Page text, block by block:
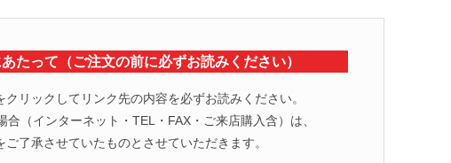
たって（ご注文の前に必ずお読みください）
リックしてリンク先の内容を必ずお読みください。
（インターネット・TEL・FAX・ご来店購入含）は、
ご了承させていたものとさせていただきます。